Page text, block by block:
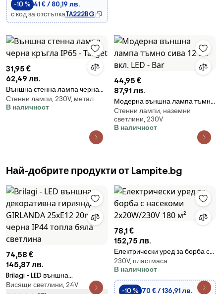
-10 % 41 € / 80,19 лв.
с код за отстъпкаTA222BG
31,95 €
62,49 лв.
Външна стенна лампа черна
кръгла IP65 - Target
Стенни лампи, 230V, метал
В наличност
44,95 €
87,91 лв.
Модерна външна лампа тъмно
сива 12 см вкл. LED - Bar
Стенни лампи, наземни
светлини, 230V
В наличност
Най-добрите продукти от Lampite.bg
74,58 €
145,87 лв.
Brilagi - LED външна
декоративна гирлянда
Висящи светлини, 24V
78,1 €
152,75 лв.
Електрически уред за борба с
насекоми 2x20W/230V 180 м²
230V, пластмаса
В наличност
-10 % 70 € / 136,91 лв.